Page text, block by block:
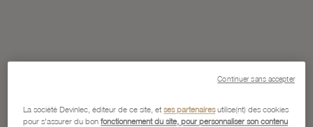
La société Devinlec, éditeur de ce site, etses partenairesutilise(nt) des cookies
pour s'assurer du bonfonctionnement du site, pour personnaliser son contenu
Continuer sans accepter